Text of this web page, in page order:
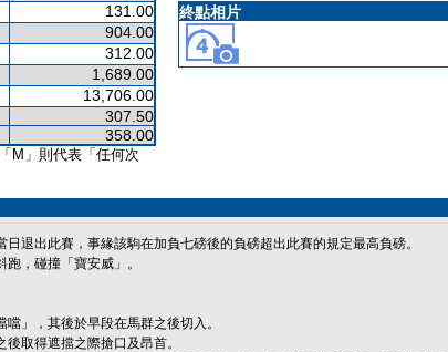
131.00
904.00
312.00
1,689.00
13,706.00
307.50
358.00
M」則代表「任何次
終點相片
退出此賽，事緣該駒在加負七磅後的負磅超出此賽的規定最高負磅。
，碰撞「寶安威」。
」，其後於早段在馬群之後切入。
取得遮擋之際搶口及昂首。